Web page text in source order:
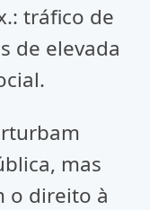
tráfico de
de elevada
mas
o direito à